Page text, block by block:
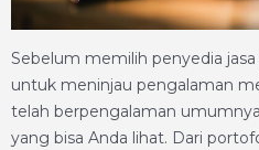
Sebelum memilih penyedia
untuk meninjau pengalaman
telah berpengalaman
yang bisa Anda lihat. Dari